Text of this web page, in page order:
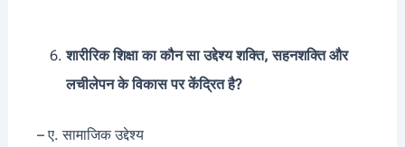
शारीरिक शिक्षा का कौन सा उद्देश्य शक्ति, सहनशक्ति और
लचीलेपन के विकास पर केंद्रित है?
– ए. सामाजिक उद्देश्य